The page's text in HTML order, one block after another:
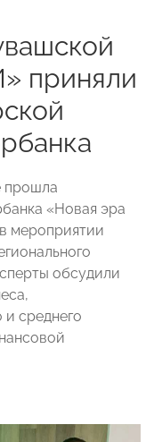
приняли
прошла
«Новая эра
мероприятии
обсудили
и среднего